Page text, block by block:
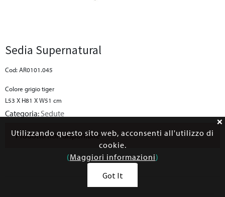
Sedia Supernatural
Cod: AR0101.045
Colore grigio tiger
L53 X H81 X W51 cm
Categoria: Sedute
Prodotto non disponibile
Utilizzando questo sito web, acconsenti all'utilizzo di
cookie.
(Maggiori informazioni)
Got It